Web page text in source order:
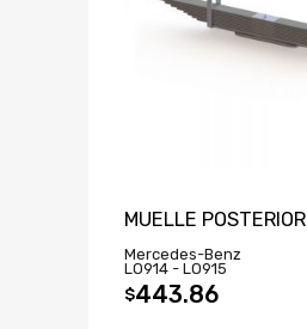
MUELLE POSTERIOR
Mercedes-Benz
LO914 - LO915
$443.86